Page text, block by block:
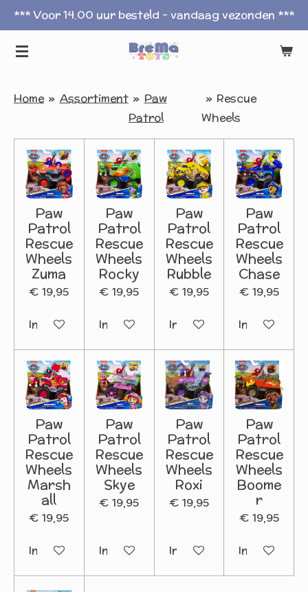
Ga
naar
hoofdinhoud
*** Voor 14.00 uur besteld - vandaag vezonden ***
Home » Assortiment » Paw
Patrol
» Rescue
Wheels
Paw
Patrol
Rescue
Wheels
Zuma
€ 19,95
In winkelwagen
Paw
Patrol
Rescue
Wheels
Rocky
€ 19,95
In winkelwagen
Paw
Patrol
Rescue
Wheels
Rubble
€ 19,95
In winkelwagen
Paw
Patrol
Rescue
Wheels
Chase
€ 19,95
In
Paw
Patrol
Rescue
Wheels
Marsh
all
€ 19,95
In winkelwagen
Paw
Patrol
Rescue
Wheels
Skye
€ 19,95
In winkelwagen
Paw
Patrol
Rescue
Wheels
Roxi
€ 19,95
In winkelwagen
Paw
Patrol
Rescue
Wheels
Boome
r
€ 19,95
In